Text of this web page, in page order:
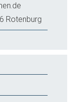
Rotenburg